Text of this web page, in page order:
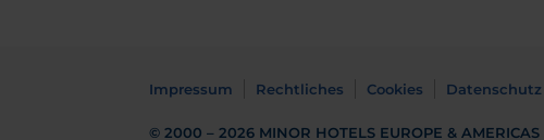
Impressum Rechtliches Cookies Datenschutz
© 2000 – 2026 MINOR HOTELS EUROPE & AMERICAS